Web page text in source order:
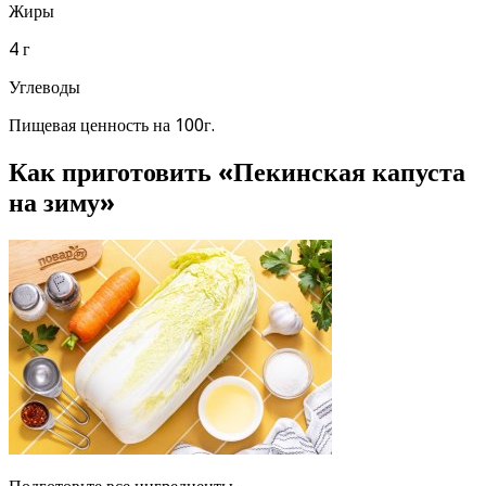
Жиры
4 г
Углеводы
Пищевая ценность на 100г.
Как приготовить «Пекинская капуста
на зиму»